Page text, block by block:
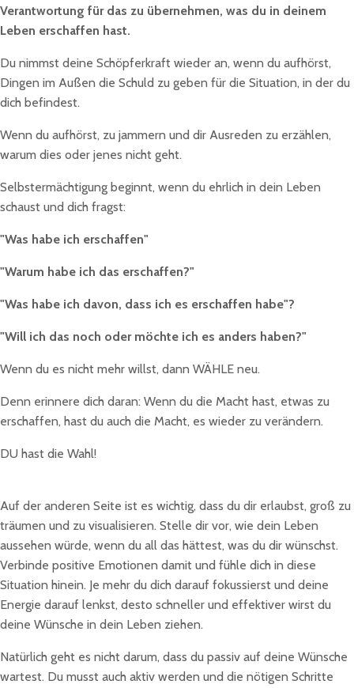
Verantwortung für das zu übernehmen, was du in deinem
Leben erschaffen hast.
Du nimmst deine Schöpferkraft wieder an, wenn du aufhörst,
Dingen im Außen die Schuld zu geben für die Situation, in der du
dich befindest.
Wenn du aufhörst, zu jammern und dir Ausreden zu erzählen,
warum dies oder jenes nicht geht.
Selbstermächtigung beginnt, wenn du ehrlich in dein Leben
schaust und dich fragst:
"Was habe ich erschaffen"
"Warum habe ich das erschaffen?"
"Was habe ich davon, dass ich es erschaffen habe"?
"Will ich das noch oder möchte ich es anders haben?"
Wenn du es nicht mehr willst, dann WÄHLE neu.
Denn erinnere dich daran: Wenn du die Macht hast, etwas zu
erschaffen, hast du auch die Macht, es wieder zu verändern.
DU hast die Wahl!
Auf der anderen Seite ist es wichtig, dass du dir erlaubst, groß zu
träumen und zu visualisieren. Stelle dir vor, wie dein Leben
aussehen würde, wenn du all das hättest, was du dir wünschst.
Verbinde positive Emotionen damit und fühle dich in diese
Situation hinein. Je mehr du dich darauf fokussierst und deine
Energie darauf lenkst, desto schneller und effektiver wirst du
deine Wünsche in dein Leben ziehen.
Natürlich geht es nicht darum, dass du passiv auf deine Wünsche
wartest. Du musst auch aktiv werden und die nötigen Schritte